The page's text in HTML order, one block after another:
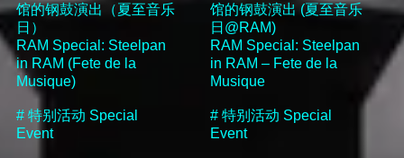
馆的钢鼓演出（夏至音乐
日）
RAM Special: Steelpan
in RAM (Fete de la
Musique)
#特别活动 Special
Event
馆的钢鼓演出 (夏至音乐
日@RAM)
RAM Special: Steelpan
in RAM – Fete de la
Musique
#特别活动 Special
Event